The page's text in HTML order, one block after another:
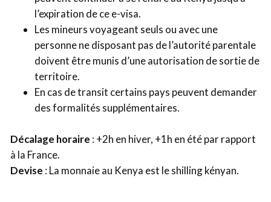
l’expiration de ce e-visa.
Les mineurs voyageant seuls ou avec une
personne ne disposant pas de l’autorité parentale
doivent être munis d’une autorisation de sortie de
territoire.
En cas de transit certains pays peuvent demander
des formalités supplémentaires.
Décalage horaire : +2h en hiver, +1h en été par rapport
à la France.
Devise : La monnaie au Kenya est le shilling kényan.